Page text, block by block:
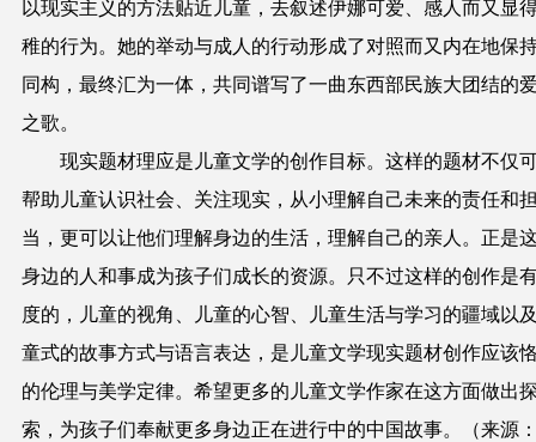
以现实主义的方法贴近儿童，去叙述伊娜可爱、感人而又显
稚的行为。她的举动与成人的行动形成了对照而又内在地保
同构，最终汇为一体，共同谱写了一曲东西部民族大团结的
之歌。
现实题材理应是儿童文学的创作目标。这样的题材不仅
帮助儿童认识社会、关注现实，从小理解自己未来的责任和
当，更可以让他们理解身边的生活，理解自己的亲人。正是
身边的人和事成为孩子们成长的资源。只不过这样的创作是
度的，儿童的视角、儿童的心智、儿童生活与学习的疆域以
童式的故事方式与语言表达，是儿童文学现实题材创作应该
的伦理与美学定律。希望更多的儿童文学作家在这方面做出
索，为孩子们奉献更多身边正在进行中的中国故事。（来源